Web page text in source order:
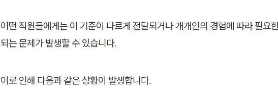
어떤 직원들에게는 이 기준이 다르게 전달되거나 개개인의 경험에 따라 필요
되는 문제가 발생할 수 있습니다.
이로 인해 다음과 같은 상황이 발생합니다.